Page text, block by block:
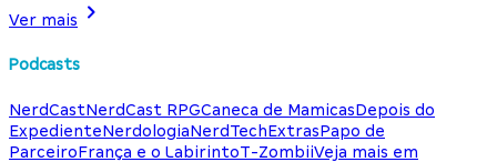
Ver mais
Podcasts
NerdCastNerdCast RPGCaneca de MamicasDepois do
ExpedienteNerdologiaNerdTechExtrasPapo de
ParceiroFrança e o LabirintoT-ZombiiVeja mais em